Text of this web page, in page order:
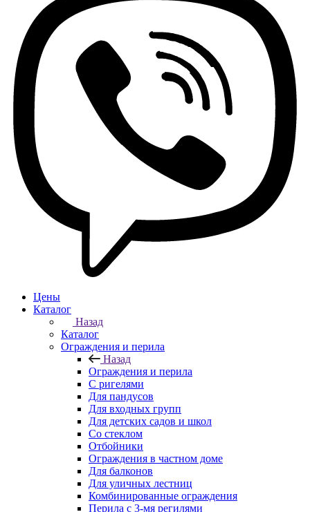
Цены
Каталог
Назад
Каталог
Ограждения и перила
Назад
Ограждения и перила
С ригелями
Для пандусов
Для входных групп
Для детских садов и школ
Со стеклом
Отбойники
Ограждения в частном доме
Для балконов
Для уличных лестниц
Комбинированные ограждения
Перила с 3-мя регилями